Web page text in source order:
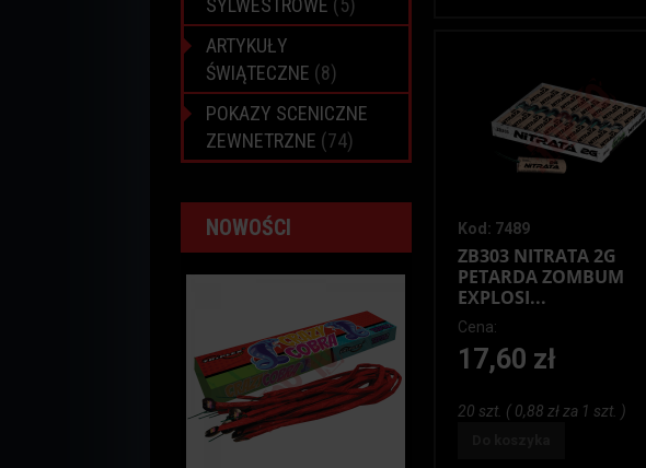
Kod: 7489
ZB303 NITRATA 2G
PETARDA ZOMBUM
EXPLOSI...
Cena:
17,60 zł
20 szt. ( 0,88 zł za 1 szt. )
SYLWESTROWE (5)
ARTYKUŁY
ŚWIĄTECZNE (8)
POKAZY SCENICZNE
ZEWNETRZNE (74)
NOWOŚCI